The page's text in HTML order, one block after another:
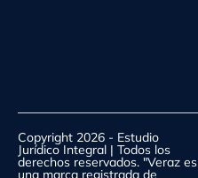
Copyright 2026 - Estudio
Jurídico Integral | Todos los
derechos reservados. "Veraz es
una marca registrada de